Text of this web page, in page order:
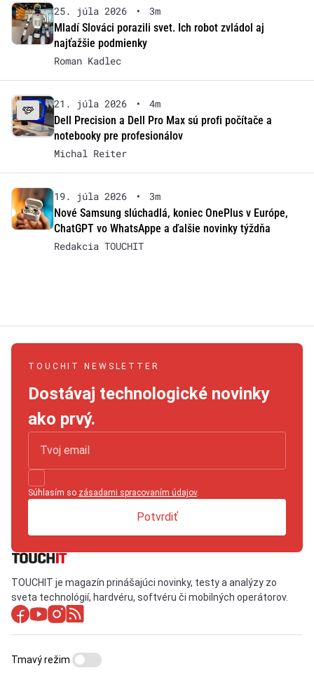
25. júla 2026 •
3m
Mladí Slováci porazili svet. Ich robot zvládol aj
najťažšie podmienky
Roman Kadlec
21. júla 2026 •
4m
Dell Precision a Dell Pro Max sú profi počítače a
notebooky pre profesionálov
Michal Reiter
19. júla 2026 •
3m
Nové Samsung slúchadlá, koniec OnePlus v Európe,
ChatGPT vo WhatsAppe a ďalšie novinky týždňa
Redakcia TOUCHIT
TOUCHIT NEWSLETTER
Dostávaj technologické novinky
ako prvý.
Súhlasím so zásadami spracovaním údajov.
Potvrdiť
TOUCHIT je magazín prinášajúci novinky, testy a analýzy zo
sveta technológií, hardvéru, softvéru či mobilných operátorov.
Tmavý režim